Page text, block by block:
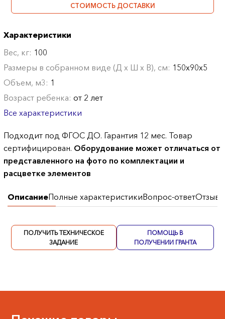
СТОИМОСТЬ ДОСТАВКИ
Характеристики
Вес, кг: 100
Размеры в собранном виде (Д х Ш х В), см: 150х90х5
Объем, м3: 1
Возраст ребенка:от 2 лет
Все характеристики
Подходит под ФГОС ДО. Гарантия 12 мес. Товар
сертифицирован. Оборудование может отличаться от
представленного на фото по комплектации и
расцветке элементов
ОписаниеПолные характеристикиВопрос-ответОтзывы
ПОЛУЧИТЬ ТЕХНИЧЕСКОЕ
ЗАДАНИЕ
ПОМОЩЬ В
ПОЛУЧЕНИИ ГРАНТА